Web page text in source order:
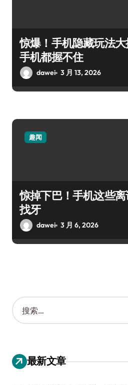
惊爆！手机隐藏玩法
手机都握不住
dawei 3 月 13, 2026
趣闻
惊掉下巴！手机这些
找牙
dawei 3 月 6, 2026
搜
索
：
最新文章